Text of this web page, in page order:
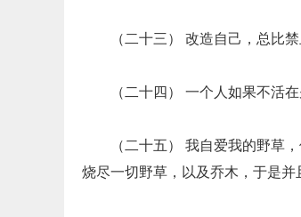
（二十三） 改造自己，总比
（二十四） 一个人如果不活
（二十五） 我自爱我的野草
烧尽一切野草，以及乔木，于是并